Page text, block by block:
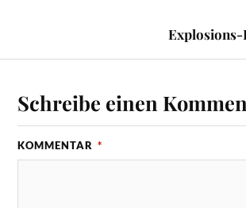
Schreibe einen
KOMMENTAR *